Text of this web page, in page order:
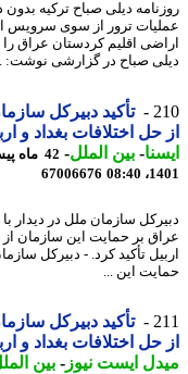
دیلی صباح ترکیه بدون ذکر
ترور از سوی سرویس
اقلیم کردستان عراق را
صباح در گزارشی نوشت: ...
تأکید دبیرکل سازمان
اختلافات بغداد و اربیل
-بین الملل-
67006676
سازمان ملل در دیدار با
بر حمایت این سازمان از حل
تأکید کرد. - دبیرکل سازمان
این ...
تأکید دبیرکل سازمان
اختلافات بغداد و اربیل
ایست نیوز-بین الملل-